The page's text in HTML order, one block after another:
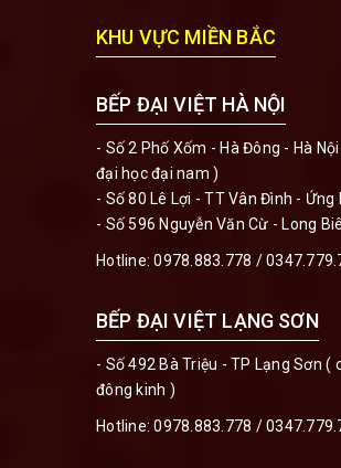
KHU VỰC MIỀN BẮC
BẾP ĐẠI VIỆT HÀ NỘI
- Số 2 Phố Xốm - Hà Đông - Hà
đại học đại nam )
- Số 80 Lê Lợi - TT Vân Đình - Ứng
- Số 596 Nguyễn Văn Cừ - Long
Hotline:0978.883.778 /
BẾP ĐẠI VIỆT LẠNG SƠN
- Số 492 Bà Triệu - TP Lạng Sơn
đông kinh )
Hotline:0978.883.778 /